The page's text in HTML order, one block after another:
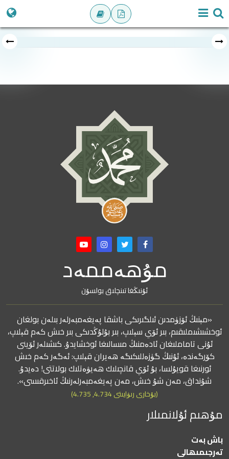
مۇھەممەد
ئۇنىڭغا تىنچلىق بولسۇن
«مېنىڭ ئۆزۈمدىن ئىلگىرىكى باشقا پەيغەمبەرلەر بىلەن بولغان
ئوخشىشىملىقىم، بىر ئۆي سېلىپ، بىر بۇلۇڭدىكى بىر خىش كەم قېلىپ،
ئۇنى تاماملىغان ئادەمنىڭ مىسالىغا ئوخشايدۇ. كىشىلەر ئۆينى
كۆرگەندە، ئۇنىڭ گۈزەللىكىگە ھەيران قېلىپ: ئەگەر كەم خىش
ئورنىغا قويۇلسا، بۇ ئۆي قانچىلىك ھەيۋەتلىك بولاتتى! دەيدۇ.
شۇنداق، مەن شۇ خىش، مەن پەيغەمبەرلەرنىڭ ئاخىرقىسى».
(بۇخارى رىۋايىتى 4.734, 4.735)
مۇھىم ئۇلانمىلار
باش بەت
تەرجىمىھالى